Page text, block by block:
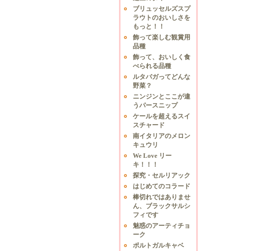
ブリュッセルズスプ
ラウトのおいしさを
もっと！！
飾って楽しむ観賞用
品種
飾って、おいしく食
べられる品種
ルタバガってどんな
野菜？
ニンジンとここが違
うパースニップ
ケールを超えるスイ
スチャード
南イタリアのメロン
キュウリ
We Love リー
キ！！！
探究・セルリアック
はじめてのコラード
棒切れではありませ
ん、ブラックサルシ
フィです
魅惑のアーティチョ
ーク
ポルトガルキャベ